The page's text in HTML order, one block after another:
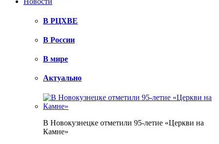
В РЦХВЕ
В России
В мире
Актуально
В Новокузнецке отметили 95-летие «Церкви на
Камне»